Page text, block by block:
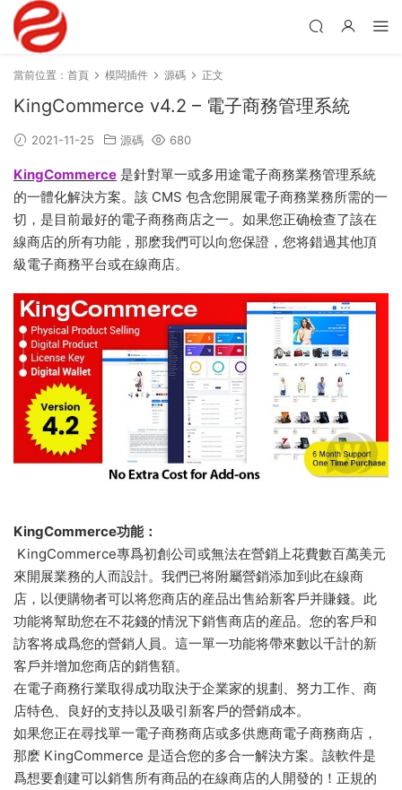
當前位置： 首頁 模闆插件 源碼 正文
KingCommerce v4.2 – 電子商務管理系統
2021-11-25 源碼 680
KingCommerce 是針對單一或多用途電子商務業務管理系統
的一體化解決方案。該 CMS 包含您開展電子商務業務所需的一
切，是目前最好的電子商務商店之一。如果您正确檢查了該在
線商店的所有功能，那麽我們可以向您保證，您将錯過其他頂
級電子商務平台或在線商店。
KingCommerce功能：
KingCommerce專爲初創公司或無法在營銷上花費數百萬美元
來開展業務的人而設計。我們已将附屬營銷添加到此在線商
店，以便購物者可以将您商店的産品出售給新客戶并賺錢。此
功能将幫助您在不花錢的情況下銷售商店的産品。您的客戶和
訪客将成爲您的營銷人員。這一單一功能将帶來數以千計的新
客戶并增加您商店的銷售額。
在電子商務行業取得成功取決于企業家的規劃、努力工作、商
店特色、良好的支持以及吸引新客戶的營銷成本。
如果您正在尋找單一電子商務商店或多供應商電子商務商店，
那麽 KingCommerce 是适合您的多合一解決方案。該軟件是
爲想要創建可以銷售所有商品的在線商店的人開發的！正規的